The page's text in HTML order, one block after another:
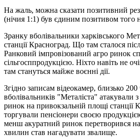
На жаль, можна сказати позитивний
(нічия 1:1) був єдиним позитивом того
Зранку вболівальники харківського
станції Красноград. Що там сталося
Ранковий імпровізований агро ринок
сільгосппродукцією. Ніхто навіть не
там стануться майже воєнні дії.
Згідно записам відеокамер, близько
вболівальників "Металіста" атакували
ринок на привокзальній площі станції
торгували пенсіонери своєю
менш акуратний ринок перетворився
хвилин став нагадувати звалище.